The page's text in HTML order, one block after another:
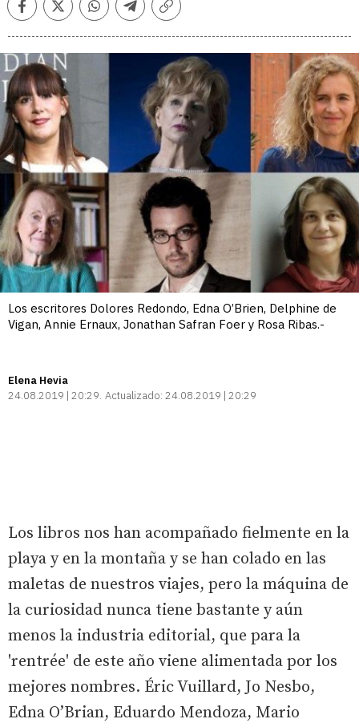
FacebookTwitterWhatsappTelegramCopiar
Los escritores Dolores Redondo, Edna O’Brien, Delphine de
Vigan, Annie Ernaux, Jonathan Safran Foer y Rosa Ribas.-
Elena Hevia
24.08.2019 | 20:29 Actualizado: 24.08.2019 | 20:29
Los libros nos han acompañado fielmente en la
playa y en la montaña y se han colado en las
maletas de nuestros viajes, pero la máquina de
la curiosidad nunca tiene bastante y aún
menos la industria editorial, que para la
'rentrée' de este año viene alimentada por los
mejores nombres. Éric Vuillard, Jo Nesbo,
Edna O’Brian, Eduardo Mendoza, Mario